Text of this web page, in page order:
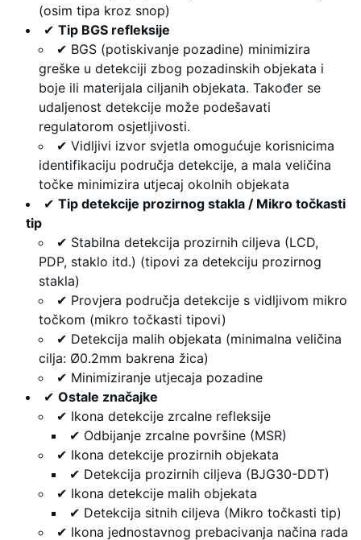
(osim tipa kroz snop)
✔ Tip BGS refleksije
✔ BGS (potiskivanje pozadine) minimizira
greške u detekciji zbog pozadinskih objekata i
boje ili materijala ciljanih objekata. Također se
udaljenost detekcije može podešavati
regulatorom osjetljivosti.
✔ Vidljivi izvor svjetla omogućuje korisnicima
identifikaciju područja detekcije, a mala veličina
točke minimizira utjecaj okolnih objekata
✔ Tip detekcije prozirnog stakla / Mikro točkasti
tip
✔ Stabilna detekcija prozirnih ciljeva (LCD,
PDP, staklo itd.) (tipovi za detekciju prozirnog
stakla)
✔ Provjera područja detekcije s vidljivom mikro
točkom (mikro točkasti tipovi)
✔ Detekcija malih objekata (minimalna veličina
cilja: Ø0.2mm bakrena žica)
✔ Minimiziranje utjecaja pozadine
✔ Ostale značajke
✔ Ikona detekcije zrcalne refleksije
✔ Odbijanje zrcalne površine (MSR)
✔ Ikona detekcije prozirnih objekata
✔ Detekcija prozirnih ciljeva (BJG30-DDT)
✔ Ikona detekcije malih objekata
✔ Detekcija sitnih ciljeva (Mikro točkasti tip)
✔ Ikona jednostavnog prebacivanja načina rada